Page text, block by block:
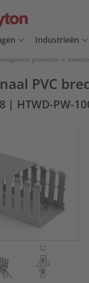
Industrieën
producten >
PVC
| HTWD-PW-